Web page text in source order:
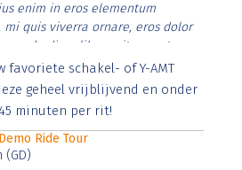
enim in eros elementum
mi quis viverra ornare, eros dolor
diam libero vitae erat.
et justo cursus id rutrum lorem
vitae risus tristique posuere.
schakel- of Y-AMT
geheel vrijblijvend en onder
minuten per rit!
Ride Tour
(GD)